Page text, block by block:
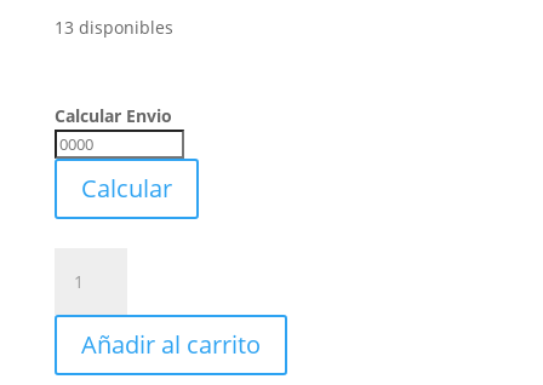
13 disponibles
Calcular Envio
Calcular
Envio
Calcular
Rotativa
De
Metal
Duro
Añadir al carrito